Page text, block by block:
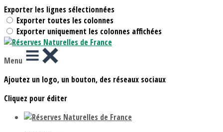
Exporter les lignes sélectionnées
Exporter toutes les colonnes
Exporter uniquement les colonnes affichées
Menu
Ajoutez un logo, un bouton, des réseaux sociaux
Cliquez pour éditer